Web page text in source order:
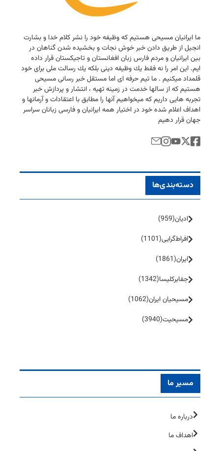
ما ایرانیان مسیحی هستیم كه وظیفه خود را نشر كلام خدا و بشارت
انجیل از طریق دادن خبر خوش نجات و بخشیده شدن گناهان در
بین ایرانیان و مردم فارس زبان افغانستان و تاجیكستان قرار داده
ایم. این امر را نه فقط یك وظیفه دینی بلكه یك رسالت ملی برای خود
قلمداد میكنیم . ما تیم حرفه ای اما مستقل خبر رسانی مسیحی
هستیم كه از سالها خدمت در زمینه تهیه ، انتشار و پردازش خبر
تجربه هایی داریم كه میخواهیم آنها را مطابق با اعتقادات و آرمانها و
اهداف اعلام شده خود در اختیار همه ایرانیان و فارسی زبانان سراسر
جهان قرار دهیم
دسته‌بندی‌ها
ادیان(959)
افراط‌گرایی(1101)
ایران(1861)
جفا‌بر‌کلیسا(1342)
مسیحیان ایران(1062)
مسیحیت(3940)
مسیر ما
درباره ما
اهداف ما